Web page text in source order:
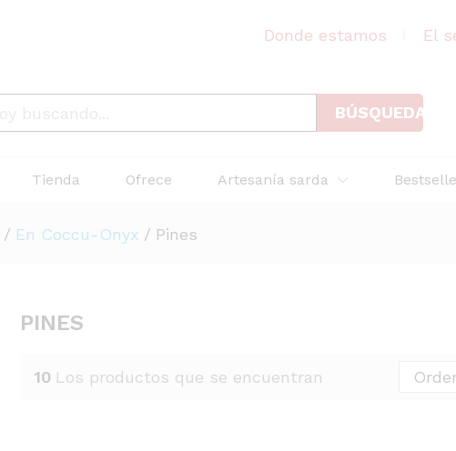
Donde estamos El
BÚSQUEDA
Tienda Ofrece Artesanía sarda
/ En Coccu-Onyx / Pines
PINES
10 Los productos que se encuentran